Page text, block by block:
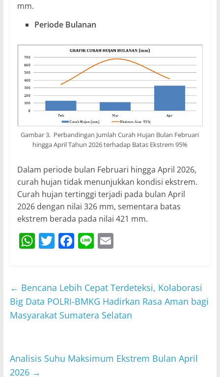
mm.
Periode Bulanan
Gambar 3. Perbandingan Jumlah Curah Hujan Bulan Februari
hingga April Tahun 2026 terhadap Batas Ekstrem 95%
Dalam periode bulan Februari hingga April 2026,
curah hujan tidak menunjukkan kondisi ekstrem.
Curah hujan tertinggi terjadi pada bulan April
2026 dengan nilai 326 mm, sementara batas
ekstrem berada pada nilai 421 mm.
W
s
A
p
T
er
F
e
b
o
k
Li E
l
← Bencana Lebih Cepat Terdeteksi, Kolaborasi
Big Data POLRI-BMKG Hadirkan Rasa Aman bagi
Masyarakat Sumatera Selatan
Analisis Suhu Maksimum Ekstrem Bulan April
2026 →